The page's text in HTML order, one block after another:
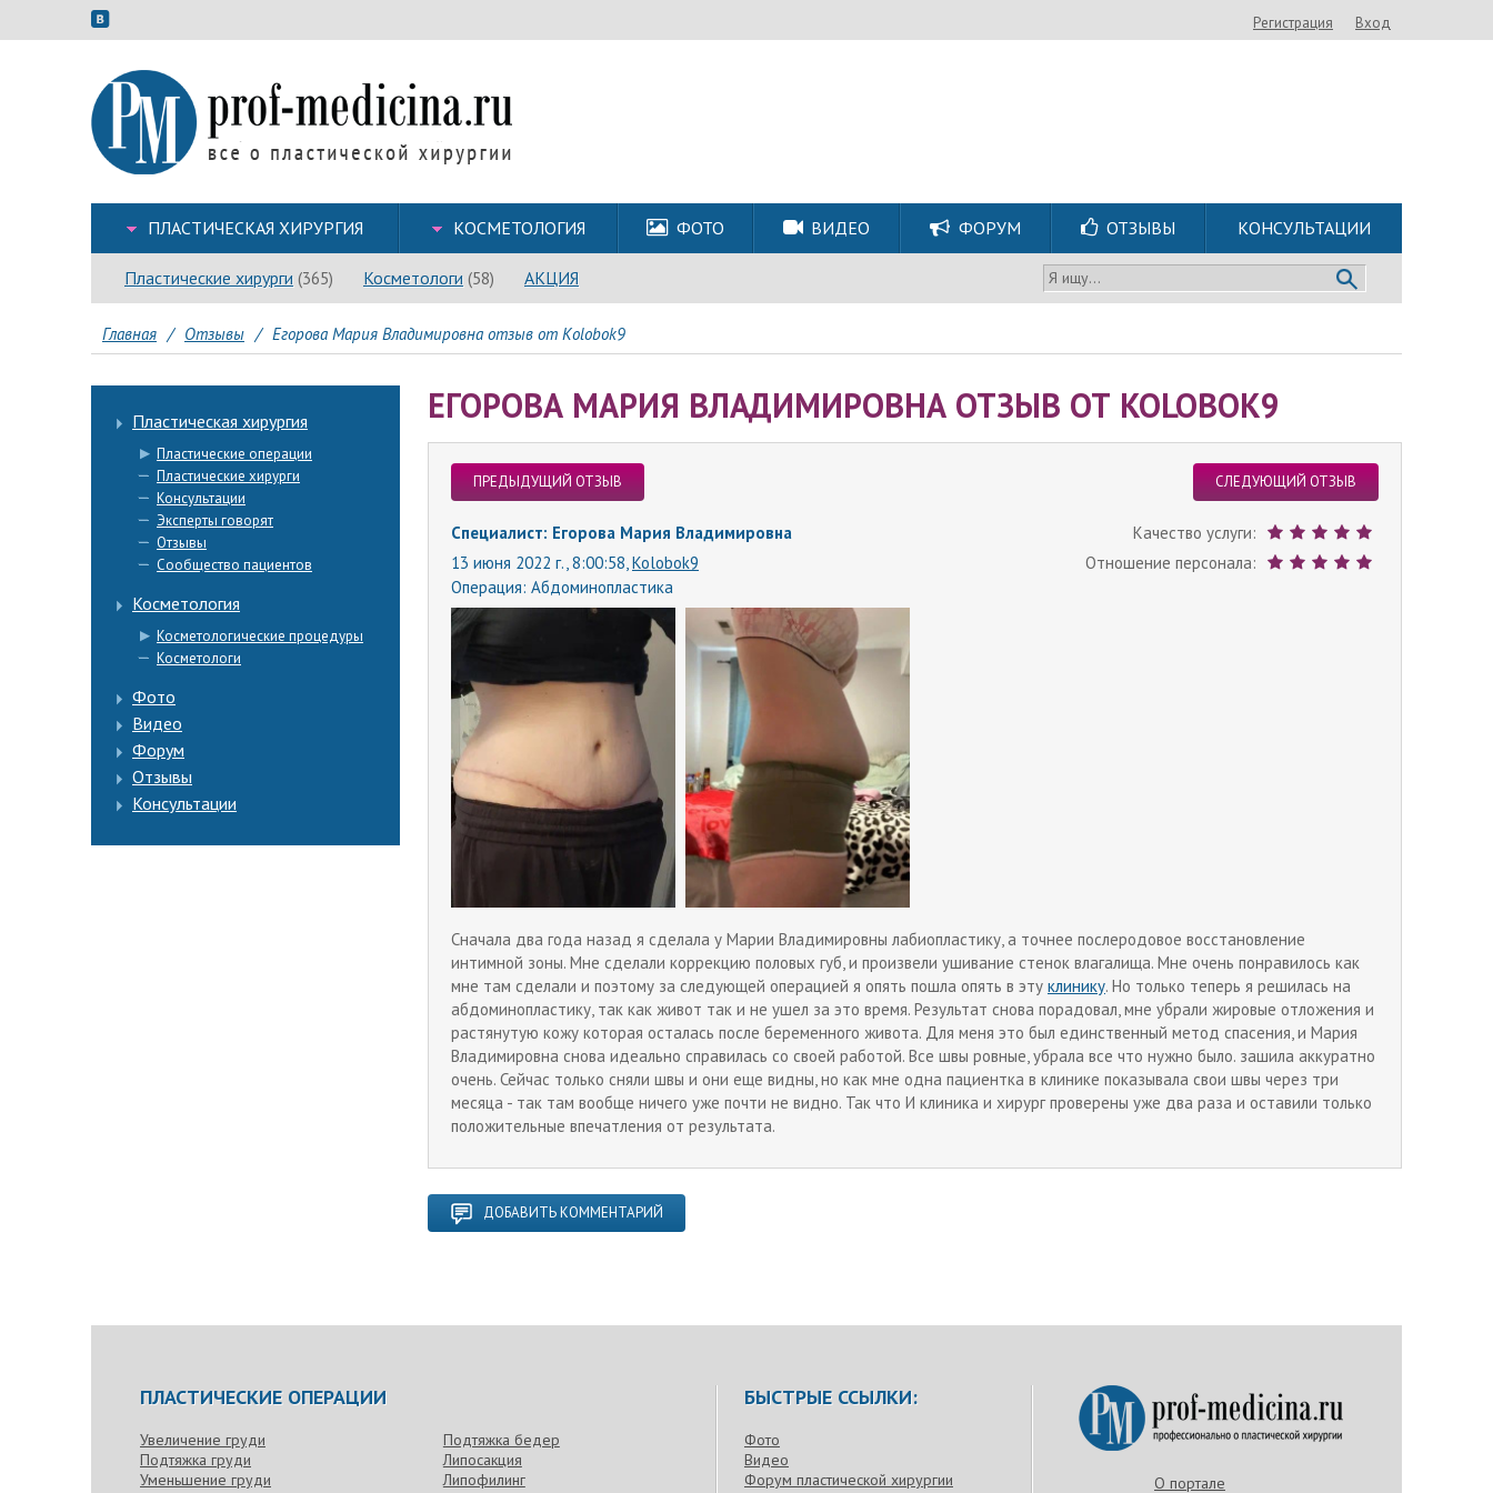
Регистрация Вход
ПЛАСТИЧЕСКАЯ ХИРУРГИЯ КОСМЕТОЛОГИЯ ФОТО ВИДЕО ФОРУМ ОТЗЫВЫ КОНСУЛЬТАЦИИ
Пластические хирурги (365) Косметологи (58) АКЦИЯ Я ищу...
Главная / Отзывы / Егорова Мария Владимировна отзыв от Kolobok9
Пластическая хирургия
Пластические операции
Пластические хирурги
Консультации
Эксперты говорят
Отзывы
Сообщество пациентов
Косметология
Косметологические процедуры
Косметологи
Фото
Видео
Форум
Отзывы
Консультации
ЕГОРОВА МАРИЯ ВЛАДИМИРОВНА ОТЗЫВ ОТ KOLOBOK9
ПРЕДЫДУЩИЙ ОТЗЫВ СЛЕДУЮЩИЙ ОТЗЫВ
Качество услуги:
Отношение персонала:
Специалист: Егорова Мария Владимировна
13 июня 2022 г., 8:00:58, Kolobok9
Операция: Абдоминопластика
Сначала два года назад я сделала у Марии Владимировны лабиопластику, а точнее послеродовое восстановление
интимной зоны. Мне сделали коррекцию половых губ, и произвели ушивание стенок влагалища. Мне очень понравилось как
мне там сделали и поэтому за следующей операцией я опять пошла опять в эту клинику. Но только теперь я решилась на
абдоминопластику, так как живот так и не ушел за это время. Результат снова порадовал, мне убрали жировые отложения и
растянутую кожу которая осталась после беременного живота. Для меня это был единственный метод спасения, и Мария
Владимировна снова идеально справилась со своей работой. Все швы ровные, убрала все что нужно было. зашила аккуратно
очень. Сейчас только сняли швы и они еще видны, но как мне одна пациентка в клинике показывала свои швы через три
месяца - так там вообще ничего уже почти не видно. Так что И клиника и хирург проверены уже два раза и оставили только
положительные впечатления от результата.
ДОБАВИТЬ КОММЕНТАРИЙ
ПЛАСТИЧЕСКИЕ ОПЕРАЦИИ
Увеличение груди
Подтяжка груди
Уменьшение груди
Подтяжка бедер
Липосакция
Липофилинг
БЫСТРЫЕ ССЫЛКИ:
Фото
Видео
Форум пластической хирургии
О портале